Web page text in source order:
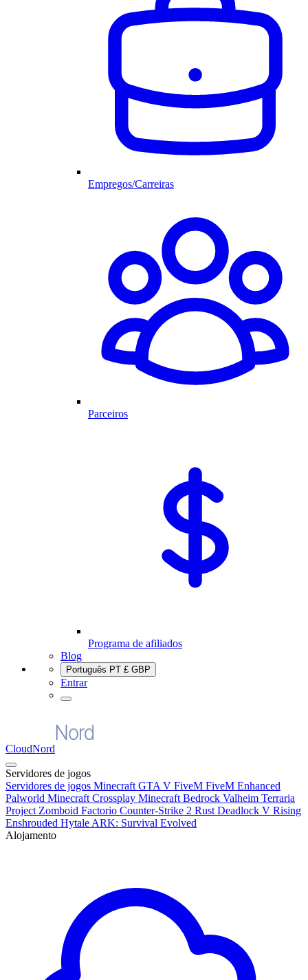
Empregos/Carreiras
Parceiros
Programa de afiliados
Blog
Português PT £ GBP
Entrar
CloudNord
Servidores de jogos
Servidores de jogos Minecraft GTA V FiveM FiveM Enhanced
Palworld Minecraft Crossplay Minecraft Bedrock Valheim Terraria
Project Zomboid Factorio Counter-Strike 2 Rust Deadlock V Rising
Enshrouded Hytale ARK: Survival Evolved
Alojamento